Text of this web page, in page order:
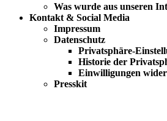
Was wurde aus unseren
Kontakt & Social Media
Impressum
Datenschutz
Privatsphäre-
Historie der
Einwilligungen
Presskit